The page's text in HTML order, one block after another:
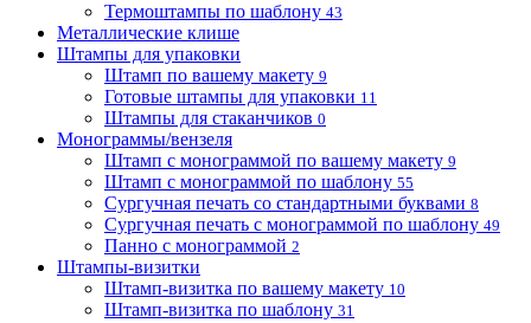
Термоштампы по шаблону 43
Металлические клише
Штампы для упаковки
Штамп по вашему макету 9
Готовые штампы для упаковки 11
Штампы для стаканчиков 0
Монограммы/вензеля
Штамп с монограммой по вашему макету 9
Штамп с монограммой по шаблону 55
Сургучная печать со стандартными буквами 8
Сургучная печать с монограммой по шаблону 49
Панно с монограммой 2
Штампы-визитки
Штамп-визитка по вашему макету 10
Штамп-визитка по шаблону 31